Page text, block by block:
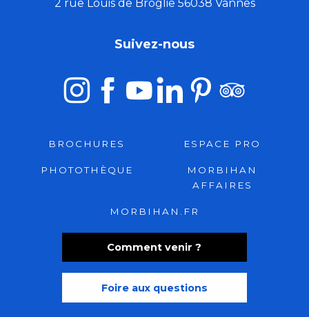
2 rue Louis de Broglie 56038 Vannes
Comment venir ?
Foire aux questions
Suivez-nous
BROCHURES ESPACE PRO
PHOTOTHÈQUE
MORBIHAN
AFFAIRES
MORBIHAN.FR